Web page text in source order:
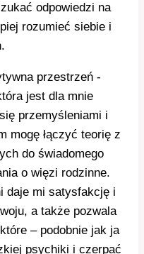
odpowiedzi na
rozumieć siebie i
przestrzeń -
jest dla mnie
przemyśleniami i
mogę łączyć teorię z
do świadomego
o więzi rodzinne.
daje mi satysfakcję i
a także pozwala
– podobnie jak ja
psychiki i czerpać